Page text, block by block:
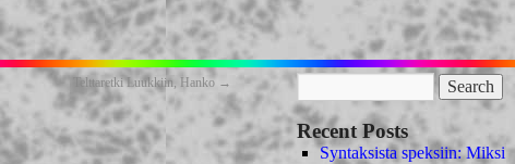
Telttaretki Luukkiin, Hanko →
Recent Posts
Syntaksista speksiin: Miksi